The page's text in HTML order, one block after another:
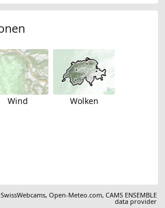
Wind Wolken
SwissWebcams,Open-Meteo.com,CAMS ENSEMBLE
data provider